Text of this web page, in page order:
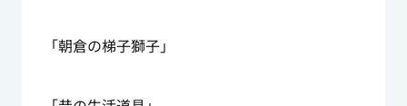
「朝倉の梯子獅子」